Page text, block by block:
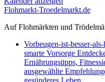
Flohmarkt-Troedelmarkt.de
Auf Flohmärkten und
Vorbeugen-ist-besser-
smarte Vorsorge
Ernährungstipps,
ausgewählte
gesünderes Leben.